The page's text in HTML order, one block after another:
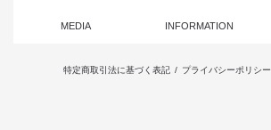
MEDIA INFORMATION
特定商取引法に基づく表記 / プライバシーポリシー